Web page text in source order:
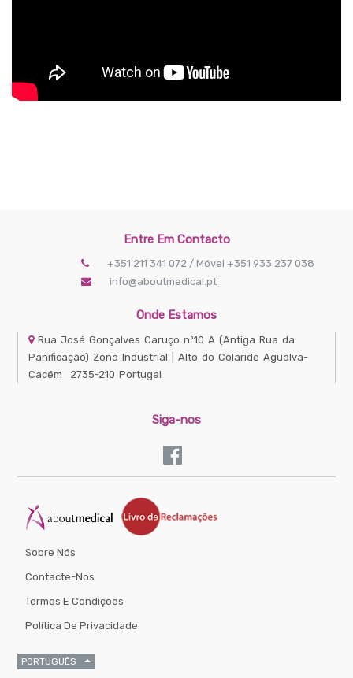
Entre Em Contacto
+351 211 341 072 / Móvel +351 933 237 038
info@aboutmedical.pt
Onde Estamos
Rua José Gonçalves Caruço nº10 A (Antiga Rua da
Panificação) Zona Industrial | Alto do Colaride Agualva-
Cacém
2735-210 Portugal
Siga-nos
Sobre Nós
Contacte-Nos
Termos E Condições
Política De Privacidade
PORTUGUÊS